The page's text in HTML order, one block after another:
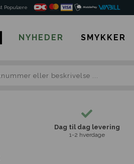
Populære
NYHEDER SMYKKER
Dag til dag levering
1-2 hverdage